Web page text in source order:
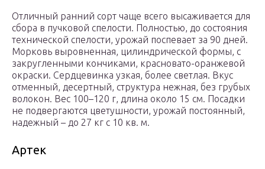
Отличный ранний сорт чаще всего высаживается для
сбора в пучковой спелости. Полностью, до состояния
технической спелости, урожай поспевает за 90 дней.
Морковь выровненная, цилиндрической формы, с
закругленными кончиками, красновато-оранжевой
окраски. Сердцевинка узкая, более светлая. Вкус
отменный, десертный, структура нежная, без грубых
волокон. Вес 100–120 г, длина около 15 см. Посадки
не подвергаются цветушности, урожай постоянный,
надежный – до 27 кг с 10 кв. м.
Артек